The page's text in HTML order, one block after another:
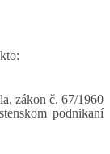
zákon č. 67/1960
podnikaní